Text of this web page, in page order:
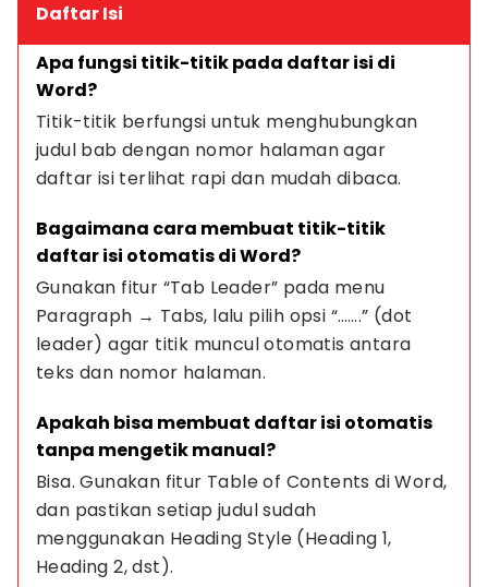
Daftar Isi
Apa fungsi titik-titik pada daftar isi di
Word?
Titik-titik berfungsi untuk menghubungkan
judul bab dengan nomor halaman agar
daftar isi terlihat rapi dan mudah dibaca.
Bagaimana cara membuat titik-titik
daftar isi otomatis di Word?
Gunakan fitur “Tab Leader” pada menu
Paragraph → Tabs, lalu pilih opsi “…….” (dot
leader) agar titik muncul otomatis antara
teks dan nomor halaman.
Apakah bisa membuat daftar isi otomatis
tanpa mengetik manual?
Bisa. Gunakan fitur Table of Contents di Word,
dan pastikan setiap judul sudah
menggunakan Heading Style (Heading 1,
Heading 2, dst).